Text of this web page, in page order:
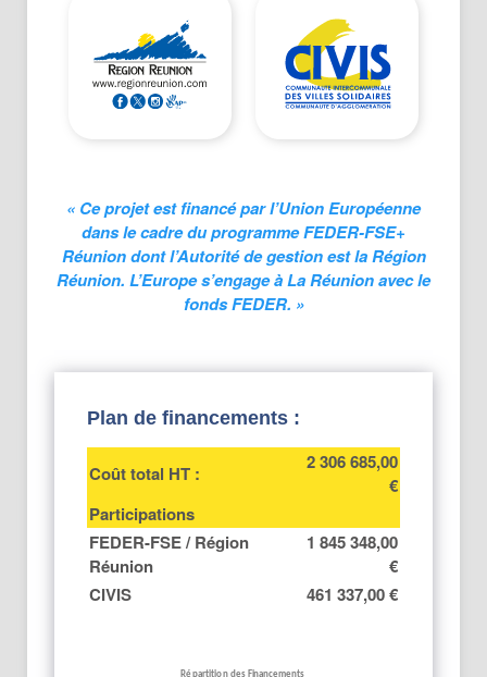
« Ce projet est financé par l’Union Européenne
dans le cadre du programme FEDER-FSE+
Réunion dont l’Autorité de gestion est la Région
Réunion. L’Europe s’engage à La Réunion avec le
fonds FEDER. »
Plan de financements :
Coût total HT :
2 306 685,00
€
Participations
FEDER-FSE / Région
Réunion
1 845 348,00
€
CIVIS
461 337,00 €